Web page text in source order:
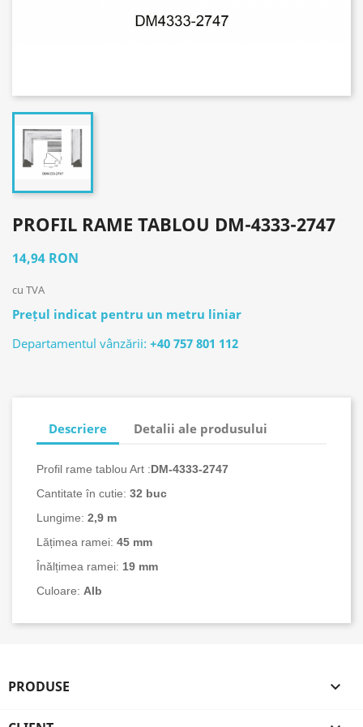
PROFIL RAME TABLOU DM-4333-2747
14,94 RON
cu TVA
Prețul indicat pentru un metru liniar
Departamentul vânzării: +40 757 801 112
Descriere Detalii ale produsului
Profil rame tablou Art :DM-4333-2747
Cantitate în cutie: 32 buc
Lungime: 2,9 m
Lățimea ramei: 45 mm
Înălțimea ramei: 19 mm
Culoare: Alb
PRODUSE 